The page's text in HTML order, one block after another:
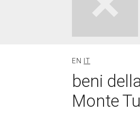
EN IT
beni
Monte